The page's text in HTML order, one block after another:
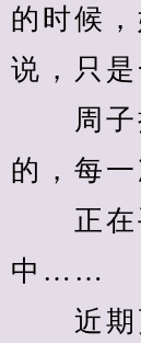
的时候
说，只
周子
的，每
正在
中……
近期更